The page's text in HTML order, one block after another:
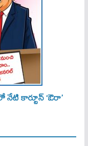
నేటి కార్టూన్ ‘ఔరా’